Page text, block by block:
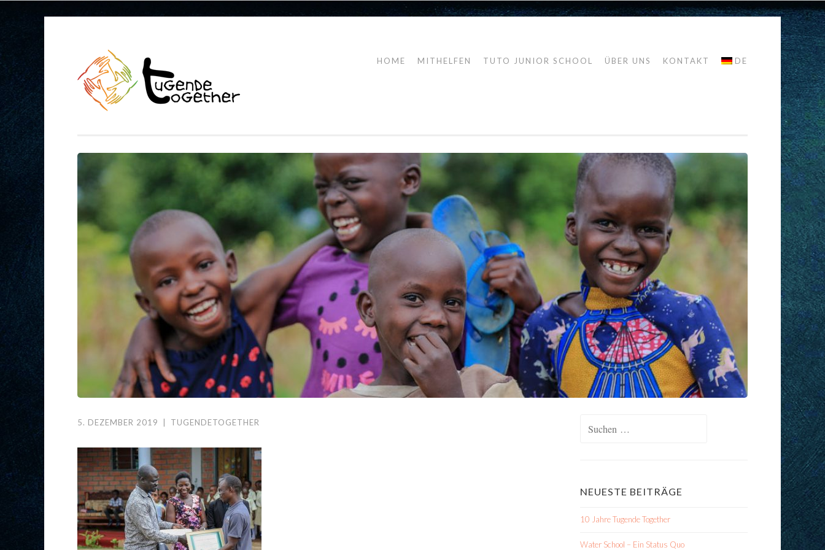
Springe
zum
Inhalt
HOME MITHELFEN TUTO JUNIOR SCHOOL ÜBER UNS KONTAKT DE
5. DEZEMBER 2019 TUGENDETOGETHER
NEUESTE BEITRÄGE
10 Jahre Tugende Together
Water School – Ein Status Quo